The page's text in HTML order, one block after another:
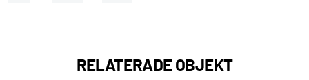
RELATERADE OBJEKT